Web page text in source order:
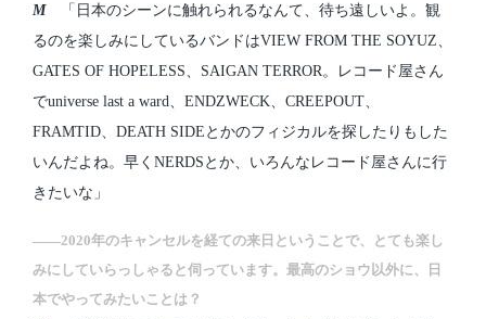
M「日本のシーンに触れられるなんて、待ち遠しいよ。観
るのを楽しみにしているバンドはVIEW FROM THE SOYUZ、
GATES OF HOPELESS、SAIGAN TERROR。レコード屋さん
でuniverse last a ward、ENDZWECK、CREEPOUT、
FRAMTID、DEATH SIDEとかのフィジカルを探したりもした
いんだよね。早くNERDSとか、いろんなレコード屋さんに行
きたいな」
――2020年のキャンセルを経ての来日ということで、とても楽し
みにしていらっしゃると伺っています。最高のショウ以外に、日
本でやってみたいことは？